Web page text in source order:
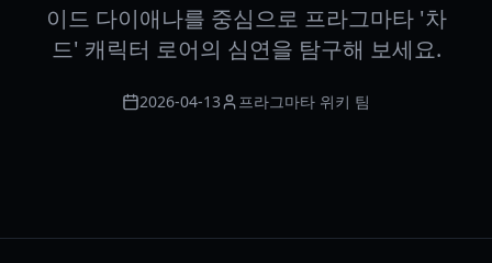
이드 다이애나를 중심으로 프라그마타 '차
드' 캐릭터 로어의 심연을 탐구해 보세요.
2026-04-13 프라그마타 위키 팀